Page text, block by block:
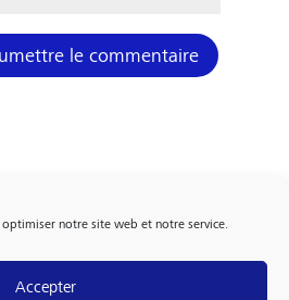
notre site web et notre service.
Accepter
le commentaire